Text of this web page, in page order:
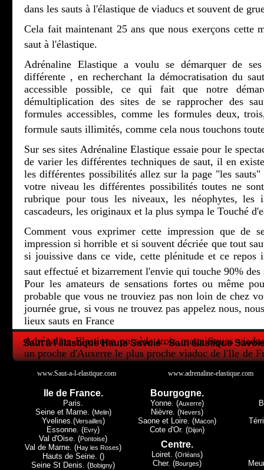
Saut à l'élastique Haute Savoie - Saut élastique
Ile de France.
Paris.
Seine et Marne. (Melin)
Yvelines.(Versailles)
Essonne. (Evry)
Val d'Oise. (Pontoise)
Val de Marne. (Hay les Roses)
Hauts de Seine. ()
Seine St Denis. (Bobigny)
Bourgogne.
Yonne. (Auxerre)
Nièvre. (Nevers)
Saone et Loire. (Macon)
Cote d'Or. (Dijon)
Centre.
Loiret. (Orléans)
Cher. (Bourges)
dans les sauts à l'élastique de viaducs et souvent de
Cela fait maintenant 25 ans que nous exerçons cette
saut à l'élastique.
Adrénaline Elastique a voulu se démarquer de
différente , en recherchant la démocratisation du
accessible possible, ce qui fait que notre
démultiplication des sites de se rapprocher des
formules accessibles, comme les formules deux,
formule sauts illimités, comme cela nous touchons
Sur ses sites Adrénaline Elastique essaie pour le
de varier les différentes techniques de saut, il en
les différentes possibilités allez sur la page "les
votre niveau les différentes possibilités toutes ne
rubrique pour tous les niveaux, les néophytes, les
cascadeurs, les originaux et la plus sympa le Touché
Comment vous exprimer cette impression que de
impression si horrible et si souvent décriée que tout
si jouissive dans ce vide, cette plénitude et ce repos
saut effectué et bizarrement l'envie qui touche 90% des
Pour les amateurs de sensations fortes ou même
probable que vous ne trouviez pas non loin de chez
journée grue, si vous ne trouvez pas appelez nous,
lieux sauts en France
Adrénaline Elastique possède trois magnifiques
un proche d'Auxerre le plus proche viaduc de l'Ile de
la Lorraine et le petit dernier en Champagne Ardenne.
Tous les trois ont leur spécificité, Druyes les Belles
de Paris, Exermont lui dans les Ardennes c'est la
Luxembourg, mais c'est à Claudon et seulement à
Must du Must le touché d'eau.
Nous espérons vous avoir donné envie de regarder
donc peut-être pour un avenir proche, vous avoir
www.Saut-a-l-elastique.com www.adrenaline-elastique.com